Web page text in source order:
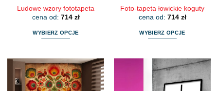
Ludowe wzory fototapeta
cena od: 714 zł
WYBIERZ OPCJE
ma
wiele
wariantów.
Foto-tapeta łowickie koguty
cena od: 714 zł
WYBIERZ OPCJE
wiele
wariantów.